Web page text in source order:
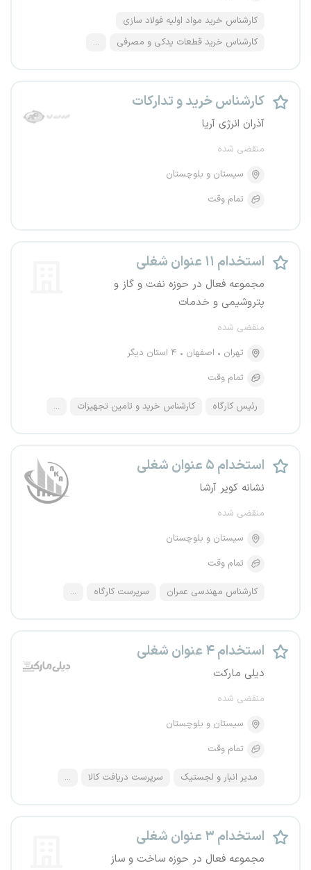
کارشناس خرید مواد اولیه فولاد سازی
کارشناس خرید قطعات یدکی و مصرفی
...
کارشناس خرید و تدارکات
آذران انرژی آریا
منقضی شده
سیستان و بلوچستان
تمام وقت
استخدام ۱۱ عنوان شغلی
مجموعه فعال در حوزه نفت و گاز و
پتروشیمی و خدمات
منقضی شده
تهران
اصفهان
۴ استان دیگر
تمام وقت
رئیس کارگاه کارشناس خرید و تامین تجهیزات ...
استخدام ۵ عنوان شغلی
نشانه کویر آرشا
منقضی شده
سیستان و بلوچستان
تمام وقت
کارشناس مهندسی عمران سرپرست کارگاه ...
استخدام ۴ عنوان شغلی
دیلی مارکت
منقضی شده
سیستان و بلوچستان
تمام وقت
مدیر انبار و لجستیک سرپرست دریافت کالا ...
استخدام ۳ عنوان شغلی
مجموعه فعال در حوزه ساخت و ساز